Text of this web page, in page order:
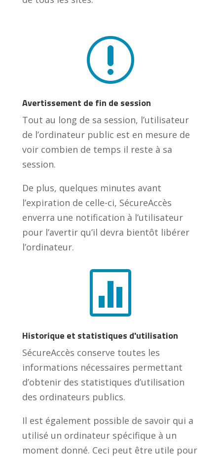
r
Avertissement de fin de session
Tout au long de sa session, l’utilisateur
de l’ordinateur public est en mesure de
voir combien de temps il reste à sa
session.
De plus, quelques minutes avant
l’expiration de celle-ci, SécureAccès
enverra une notification à l’utilisateur
pour l’avertir qu’il devra bientôt libérer
l’ordinateur.

Historique et statistiques d'utilisation
SécureAccès conserve toutes les
informations nécessaires permettant
d’obtenir des statistiques d’utilisation
des ordinateurs publics.
Il est également possible de savoir qui a
utilisé un ordinateur spécifique à un
moment donné. Ceci peut être utile pour